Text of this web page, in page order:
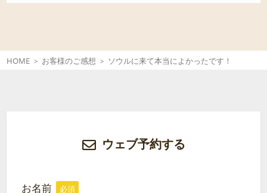
HOME お客様のご感想 ソウルに来て本当によかったです！
ウェブ予約する
お名前 必須